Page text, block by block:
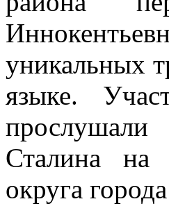
уникальных
языке.
Сталина на
округа